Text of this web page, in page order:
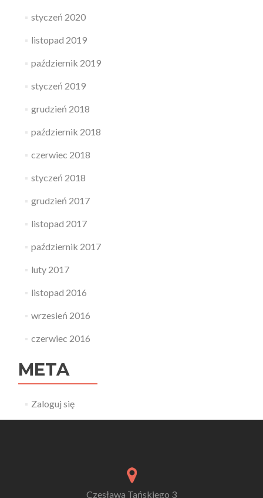
styczeń 2020
listopad 2019
październik 2019
styczeń 2019
grudzień 2018
październik 2018
czerwiec 2018
styczeń 2018
grudzień 2017
listopad 2017
październik 2017
luty 2017
listopad 2016
wrzesień 2016
czerwiec 2016
META
Zaloguj się
Czesława Tańskiego 3